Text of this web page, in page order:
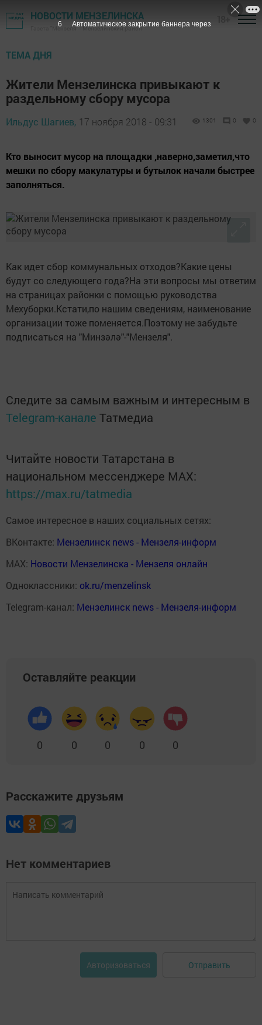
НОВОСТИ МЕНЗЕЛИНСКА
Газета "Мензеля" - Мензелинский район
ТЕМА ДНЯ
Жители Мензелинска привыкают к
раздельному сбору мусора
Ильдус Шагиев, 17 ноября 2018 - 09:31 1301 0 0
Кто выносит мусор на площадки ,наверно,заметил,что
мешки по сбору макулатуры и бутылок начали быстрее
заполняться.
Как идет сбор коммунальных отходов?Какие цены
будут со следующего года?На эти вопросы мы ответим
на страницах районки с помощью руководства
Мехуборки.Кстати,по нашим сведениям, наименование
организации тоже поменяется.Поэтому не забудьте
подписаться на "Минзәлә"-"Мензеля".
Следите за самым важным и интересным в
Telegram-канале Татмедиа
Читайте новости Татарстана в
национальном мессенджере MАХ:
https://max.ru/tatmedia
Самое интересное в наших социальных сетях:
ВКонтакте: Мензелинск news - Мензеля-информ
MAX: Новости Мензелинска - Мензеля онлайн
Одноклассники: ok.ru/menzelinsk
Telegram-канал: Мензелинск news - Мензеля-информ
Оставляйте реакции
0 0 0 0 0
Расскажите друзьям
Нет комментариев
Авторизоваться Отправить
5 Автоматическое закрытие баннера через